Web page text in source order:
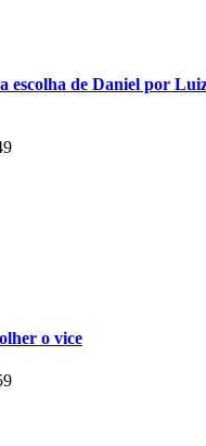
escolha de Daniel por
o vice